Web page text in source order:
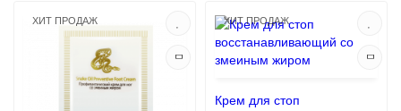
ХИТ ПРОДАЖ ХИТ ПРОДАЖ
Крем для стоп